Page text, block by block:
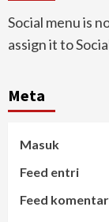
Social menu is
assign it to
Meta
Masuk
Feed entri
Feed komentar